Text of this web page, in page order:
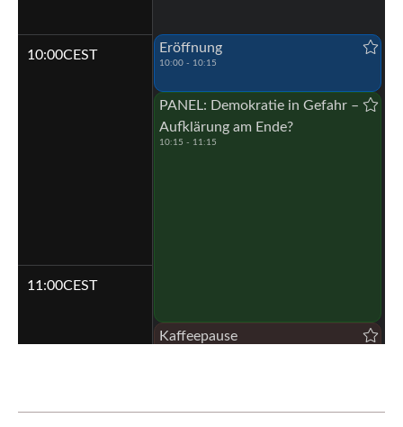
10:00CEST
11:00CEST
Eröffnung
10:00 - 10:15
PANEL: Demokratie in Gefahr –
Aufklärung am Ende?
10:15 - 11:15
Kaffeepause